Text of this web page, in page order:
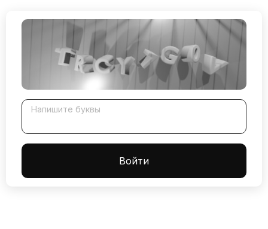
Напишите буквы
Boйти